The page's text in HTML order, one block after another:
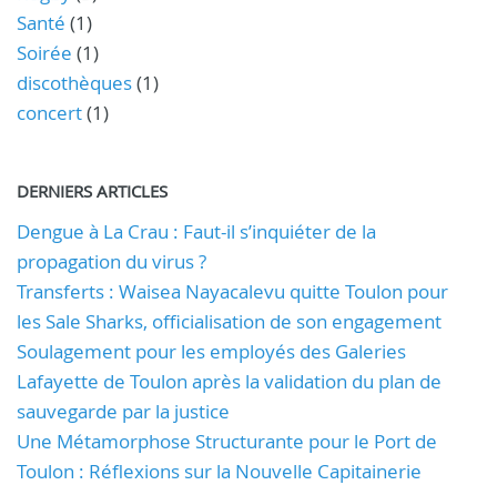
Santé (1)
Soirée (1)
discothèques(1)
concert(1)
DERNIERS ARTICLES
Dengue à La Crau : Faut-il s’inquiéter de la
propagation du virus ?
Transferts : Waisea Nayacalevu quitte Toulon pour
les Sale Sharks, officialisation de son engagement
Soulagement pour les employés des Galeries
Lafayette de Toulon après la validation du plan de
sauvegarde par la justice
Une Métamorphose Structurante pour le Port de
Toulon : Réflexions sur la Nouvelle Capitainerie